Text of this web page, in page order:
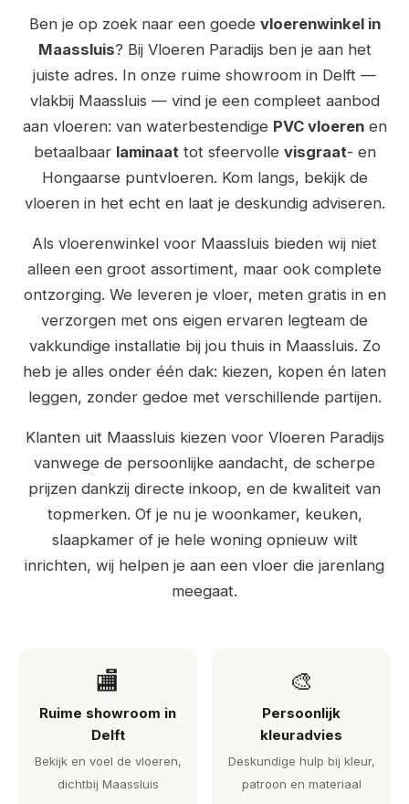
Ben je op zoek naar een goede vloerenwinkel in
Maassluis? Bij Vloeren Paradijs ben je aan het
juiste adres. In onze ruime showroom in Delft —
vlakbij Maassluis — vind je een compleet aanbod
aan vloeren: van waterbestendige PVC vloerenen
betaalbaar laminaattot sfeervolle visgraat- en
Hongaarse puntvloeren. Kom langs, bekijk de
vloeren in het echt en laat je deskundig adviseren.
Als vloerenwinkel voor Maassluis bieden wij niet
alleen een groot assortiment, maar ook complete
ontzorging. We leveren je vloer, meten gratis in en
verzorgen met ons eigen ervaren legteam de
vakkundige installatie bij jou thuis in Maassluis. Zo
heb je alles onder één dak: kiezen, kopen én laten
leggen, zonder gedoe met verschillende partijen.
Klanten uit Maassluis kiezen voor Vloeren Paradijs
vanwege de persoonlijke aandacht, de scherpe
prijzen dankzij directe inkoop, en de kwaliteit van
topmerken. Of je nu je woonkamer, keuken,
slaapkamer of je hele woning opnieuw wilt
inrichten, wij helpen je aan een vloer die jarenlang
meegaat.
🏬
Ruime showroom in
Delft
Bekijk en voel de vloeren,
dichtbij Maassluis
🎨
Persoonlijk
kleuradvies
Deskundige hulp bij kleur,
patroon en materiaal